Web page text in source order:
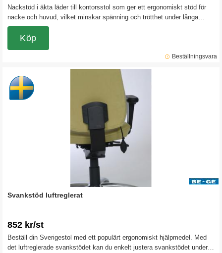
Nackstöd i äkta läder till kontorsstol som ger ett ergonomiskt stöd för
nacke och huvud, vilket minskar spänning och trötthet under långa
arbetsdagar. Nackstödet är justerbart i både höjd och vinkel för att
passa din arbetsställning optimalt. Passar till bevakningsstol 852 24h
och till 9080 24h/9080 24h HD.
Beställningsvara
Köp
Svankstöd luftreglerat
852 kr/st
Beställ din Sverigestol med ett populärt ergonomiskt hjälpmedel. Med
det luftreglerade svankstödet kan du enkelt justera svankstödet under